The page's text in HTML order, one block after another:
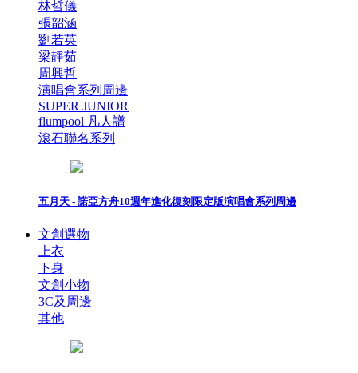
林哲儀
張韶涵
劉若英
梁靜茹
周興哲
演唱會系列周邊
SUPER JUNIOR
flumpool 凡人譜
滾石聯名系列
五月天 - 諾亞方舟10週年進化復刻限定版演唱會系列周邊
文創選物
上衣
下身
文創小物
3C及周邊
其他